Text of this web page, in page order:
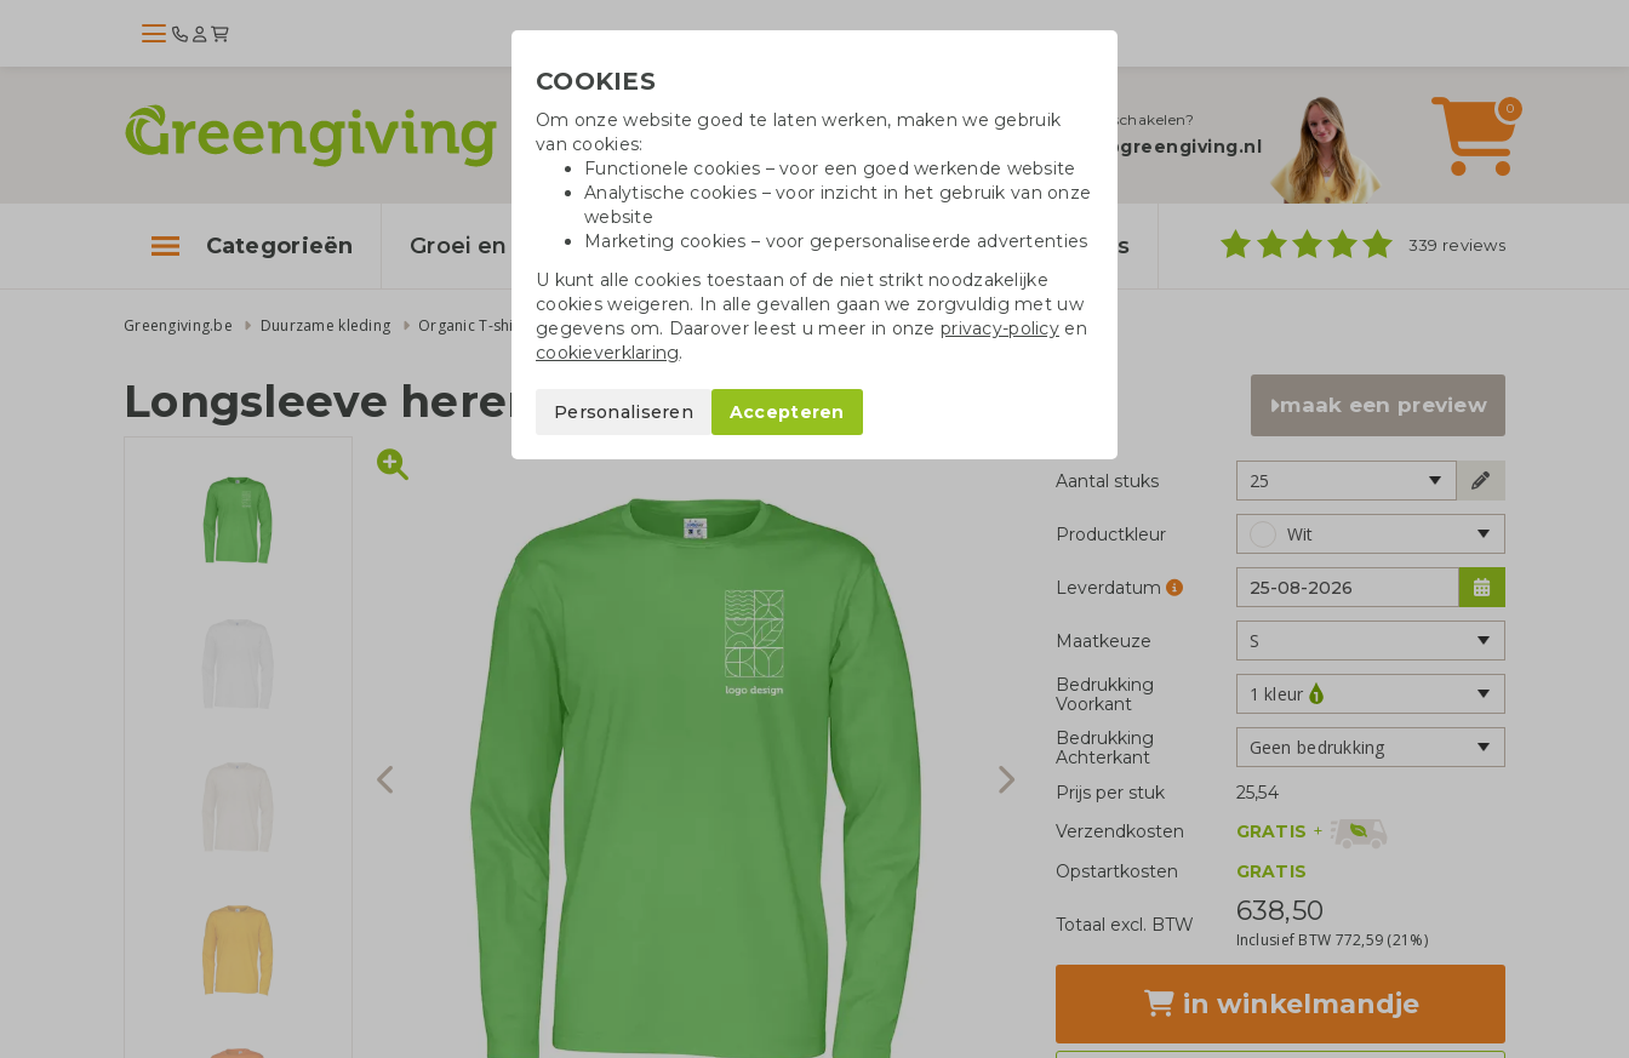
Hulplijn inschakelen?
info@greengiving.nl
0
Categorieën Groei en bloei Drinkflessen Balpennen Tote bags 339 reviews
Greengiving.be Duurzame kleding Organic T-shirts Longsleeve heren
Longsleeve heren maak een preview
Aantal stuks 25
Productkleur Wit
Leverdatum
Maatkeuze
Bedrukking
Voorkant
1 kleur
Bedrukking
Achterkant
Geen bedrukking
Prijs per stuk
25,54
Verzendkosten
GRATIS +
Opstartkosten
GRATIS
Totaal excl. BTW 638,50
Inclusief BTW 772,59 (21%)
in winkelmandje
COOKIES
Om onze website goed te laten werken, maken we gebruik
van cookies:
Functionele cookies – voor een goed werkende website
Analytische cookies – voor inzicht in het gebruik van onze
website
Marketing cookies – voor gepersonaliseerde advertenties
U kunt alle cookies toestaan of de niet strikt noodzakelijke
cookies weigeren. In alle gevallen gaan we zorgvuldig met uw
gegevens om. Daarover leest u meer in onzeprivacy-policyen
cookieverklaring.
Personaliseren Accepteren